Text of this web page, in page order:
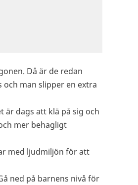
Då är de redan
man slipper en extra
är dags att klä på sig och
mer behagligt
med ljudmiljön för att
ned på barnens nivå för